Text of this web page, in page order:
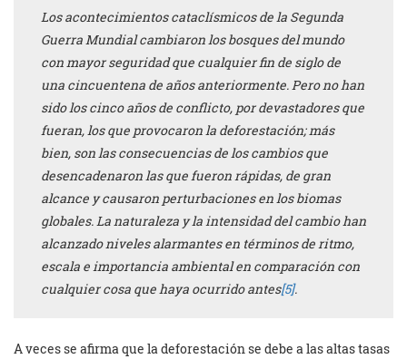
Los acontecimientos cataclísmicos de la Segunda
Guerra Mundial cambiaron los bosques del mundo
con mayor seguridad que cualquierfin de siglode
una cincuentena de años anteriormente. Pero no han
sido los cinco años de conflicto, por devastadores que
fueran, los que provocaron la deforestación; más
bien, son las consecuencias de los cambios que
desencadenaron las que fueron rápidas, de gran
alcance y causaron perturbaciones en los biomas
globales. La naturaleza y la intensidad del cambio han
alcanzado niveles alarmantes en términos de ritmo,
escala e importancia ambiental en comparación con
cualquier cosa que haya ocurrido antes[5].
A veces se afirma que la deforestación se debe a las altas tasas